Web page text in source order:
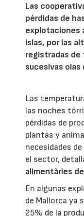
Las
pérdidas de
explotaciones
islas, por las
registradas de
sucesivas
Las
las noches
pérdidas de
plantas y
necesidades
el sector,
alimentàries
En algunas
de Mallorca ya
25% de la